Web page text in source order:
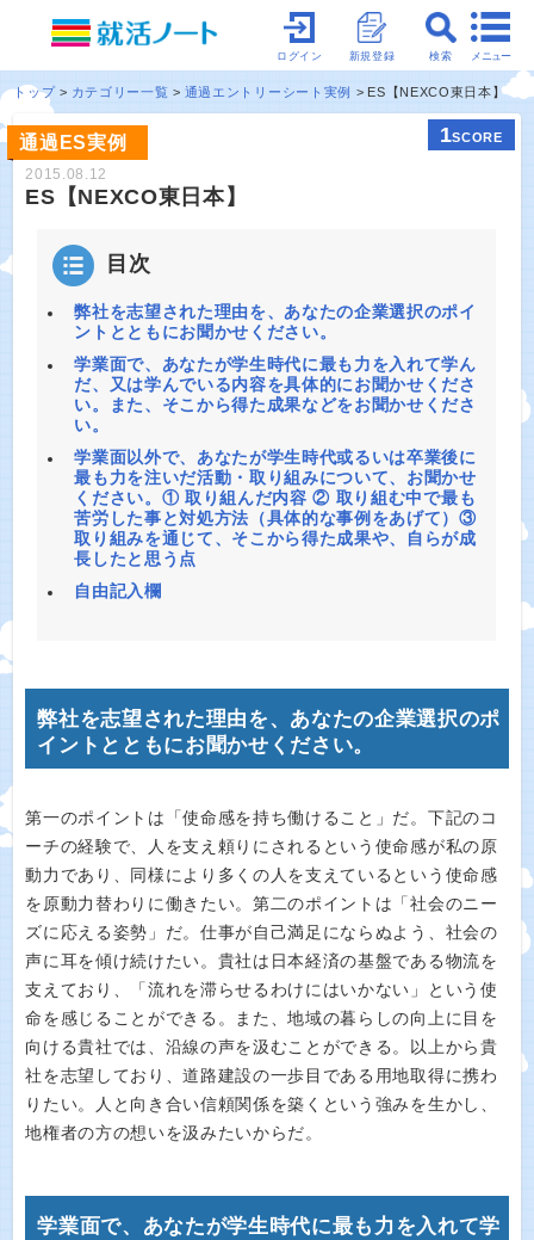
メニュー
検索
新規登録
ログイン
トップ カテゴリー一覧 通過エントリーシート実例 ES【NEXCO東日本】
通過ES実例 1SCORE
2015.08.12
ES【NEXCO東日本】
目次
弊社を志望された理由を、あなたの企業選択のポイ
ントとともにお聞かせください。
学業面で、あなたが学生時代に最も力を入れて学ん
だ、又は学んでいる内容を具体的にお聞かせくださ
い。また、そこから得た成果などをお聞かせくださ
い。
学業面以外で、あなたが学生時代或るいは卒業後に
最も力を注いだ活動・取り組みについて、お聞かせ
ください。① 取り組んだ内容 ② 取り組む中で最も
苦労した事と対処方法（具体的な事例をあげて）③
取り組みを通じて、そこから得た成果や、自らが成
長したと思う点
自由記入欄
弊社を志望された理由を、あなたの企業選択のポ
イントとともにお聞かせください。
第一のポイントは「使命感を持ち働けること」だ。下記のコ
ーチの経験で、人を支え頼りにされるという使命感が私の原
動力であり、同様により多くの人を支えているという使命感
を原動力替わりに働きたい。第二のポイントは「社会のニー
ズに応える姿勢」だ。仕事が自己満足にならぬよう、社会の
声に耳を傾け続けたい。貴社は日本経済の基盤である物流を
支えており、「流れを滞らせるわけにはいかない」という使
命を感じることができる。また、地域の暮らしの向上に目を
向ける貴社では、沿線の声を汲むことができる。以上から貴
社を志望しており、道路建設の一歩目である用地取得に携わ
りたい。人と向き合い信頼関係を築くという強みを生かし、
地権者の方の想いを汲みたいからだ。
学業面で、あなたが学生時代に最も力を入れて学